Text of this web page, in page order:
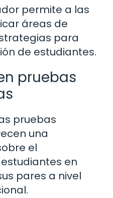
permite a las
áreas de
para
de estudiantes.
pruebas
pruebas
una
el
en
pares a nivel